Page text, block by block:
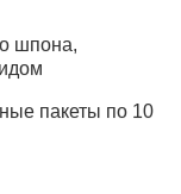
шпона,
пакеты по 10